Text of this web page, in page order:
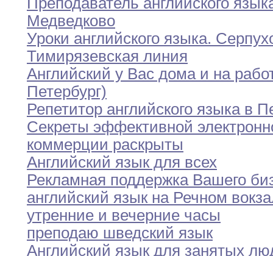
Медведково
Уроки английского языка.
Тимирязевская линия
Английский у Вас дома и на
Петербург)
Репетитор английского языка в
Секреты эффективной
коммерции раскрыты
Английский язык для всех
Рекламная поддержка Вашего
английский язык на Речном
утренние и вечерние часы
преподаю шведский язык
Английский язык для занятых